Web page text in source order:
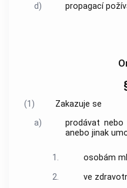
d) propagací
(1)
Zakazuje se
a)
prodávat nebo
anebo jinak
1.
osobám
2.
ve